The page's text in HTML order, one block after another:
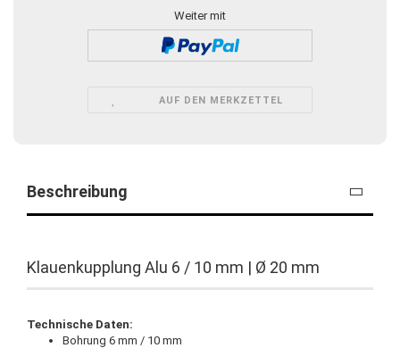
Weiter mit
AUF DEN MERKZETTEL
Beschreibung
Klauenkupplung Alu 6 / 10 mm | Ø 20 mm
Technische Daten:
Bohrung 6 mm / 10 mm